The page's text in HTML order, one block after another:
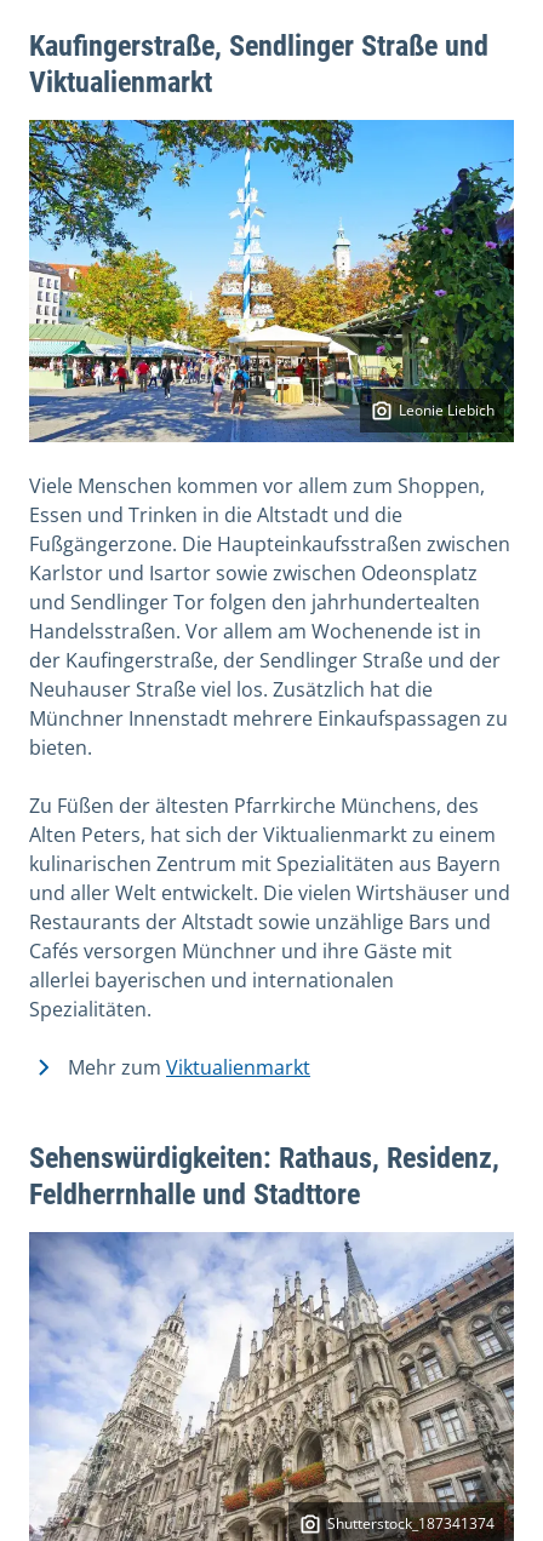
Kaufingerstraße, Sendlinger Straße und
Viktualienmarkt
Leonie Liebich
Viele Menschen kommen vor allem zum Shoppen,
Essen und Trinken in die Altstadt und die
Fußgängerzone. Die Haupteinkaufsstraßen zwischen
Karlstor und Isartor sowie zwischen Odeonsplatz
und Sendlinger Tor folgen den jahrhundertealten
Handelsstraßen. Vor allem am Wochenende ist in
der Kaufingerstraße, der Sendlinger Straße und der
Neuhauser Straße viel los. Zusätzlich hat die
Münchner Innenstadt mehrere Einkaufspassagen zu
bieten.
Zu Füßen der ältesten Pfarrkirche Münchens, des
Alten Peters, hat sich der Viktualienmarkt zu einem
kulinarischen Zentrum mit Spezialitäten aus Bayern
und aller Welt entwickelt. Die vielen Wirtshäuser und
Restaurants der Altstadt sowie unzählige Bars und
Cafés versorgen Münchner und ihre Gäste mit
allerlei bayerischen und internationalen
Spezialitäten.
Mehr zum Viktualienmarkt
Sehenswürdigkeiten: Rathaus, Residenz,
Feldherrnhalle und Stadttore
Shutterstock_187341374